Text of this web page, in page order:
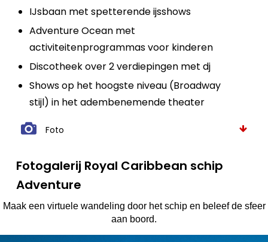
IJsbaan met spetterende ijsshows
Adventure Ocean met
activiteitenprogrammas voor kinderen
Discotheek over 2 verdiepingen met dj
Shows op het hoogste niveau (Broadway
stijl) in het adembenemende theater
Foto
Fotogalerij Royal Caribbean schip
Adventure
Maak een virtuele wandeling door het schip en beleef de sfeer
aan boord.